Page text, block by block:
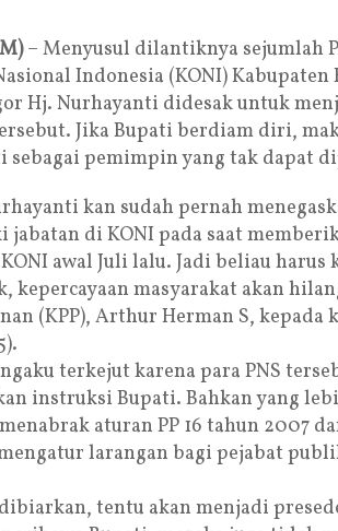
– Menyusul dilantiknya sejumlah
Indonesia (KONI) Kabupaten
Hj. Nurhayanti didesak untuk
Jika Bupati berdiam diri,
sebagai pemimpin yang tak dapat
kan sudah pernah
jabatan di KONI pada saat
awal Juli lalu. Jadi beliau harus
kepercayaan masyarakat akan
(KPP), Arthur Herman S, kepada
terkejut karena para PNS
instruksi Bupati. Bahkan yang
aturan PP 16 tahun 2007
larangan bagi pejabat
tentu akan menjadi